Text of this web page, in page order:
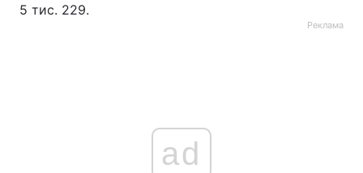
5 тис. 229.
Реклама
ad